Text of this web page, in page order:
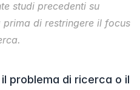
studi precedenti su
di restringere il focus
problema di ricerca o il